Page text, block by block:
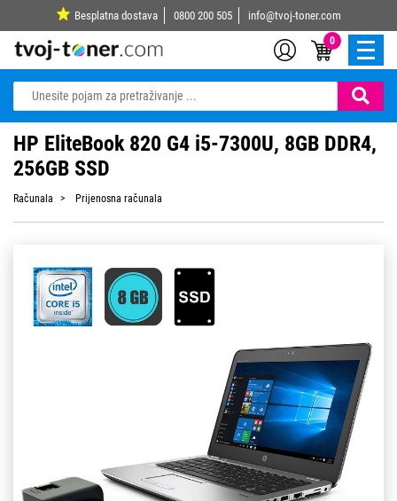
Besplatna dostava 0800 200 505 info@tvoj-toner.com
0
HP EliteBook 820 G4 i5-7300U, 8GB DDR4,
256GB SSD
Računala Prijenosna računala